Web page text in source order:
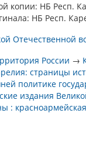
копии: НБ Респ.
НБ Респ.
Отечественной
России →
страницы
политике
издания
: